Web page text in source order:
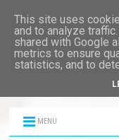
MENU
This site uses
and to analyze
shared with Google
metrics to ensure
statistics, and to